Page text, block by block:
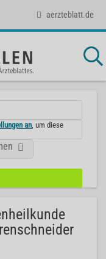
aerzteblatt.de
an , um diese